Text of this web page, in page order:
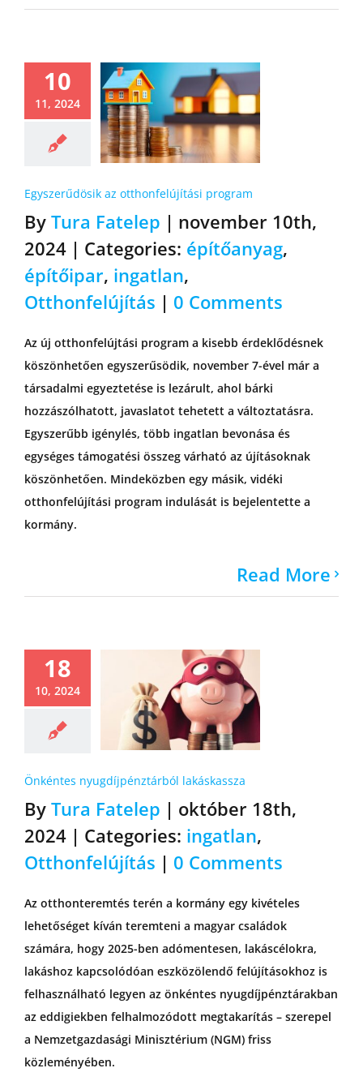
10
11, 2024
Egyszerűdösik az otthonfelújítási program
By Tura Fatelep | november 10th,
2024 | Categories: építőanyag,
építőipar, ingatlan,
Otthonfelújítás | 0 Comments
Az új otthonfelújtási program a kisebb érdeklődésnek
köszönhetően egyszerűsödik, november 7-ével már a
társadalmi egyeztetése is lezárult, ahol bárki
hozzászólhatott, javaslatot tehetett a változtatásra.
Egyszerűbb igénylés, több ingatlan bevonása és
egységes támogatési összeg várható az újításoknak
köszönhetően. Mindeközben egy másik, vidéki
otthonfelújítási program indulását is bejelentette a
kormány.
Read More
18
10, 2024
Önkéntes nyugdíjpénztárból lakáskassza
By Tura Fatelep | október 18th,
2024 | Categories: ingatlan,
Otthonfelújítás | 0 Comments
Az otthonteremtés terén a kormány egy kivételes
lehetőséget kíván teremteni a magyar családok
számára, hogy 2025-ben adómentesen, lakáscélokra,
lakáshoz kapcsolódóan eszközölendő felújításokhoz is
felhasználható legyen az önkéntes nyugdíjpénztárakban
az eddigiekben felhalmozódott megtakarítás – szerepel
a Nemzetgazdasági Minisztérium (NGM) friss
közleményében.